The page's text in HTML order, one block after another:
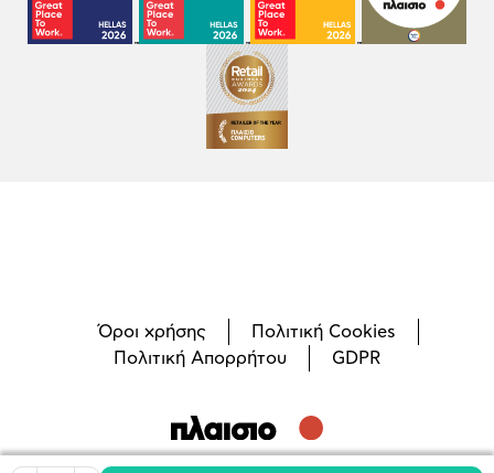
Όροι χρήσης
Πολιτική Cookies
Πολιτική Απορρήτου
GDPR